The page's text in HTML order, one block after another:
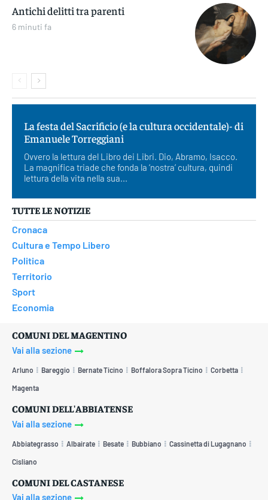
Antichi delitti tra parenti
6 minuti fa
La festa del Sacrificio (e la cultura occidentale)- di
Emanuele Torreggiani
Ovvero la lettura del Libro dei Libri. Dio, Abramo, Isacco.
La magnifica triade che fonda la ‘nostra’ cultura, quindi
lettura della vita nella sua...
TUTTE LE NOTIZIE
Cronaca
Cultura e Tempo Libero
Politica
Territorio
Sport
Economia
COMUNI DEL MAGENTINO
Vai alla sezione
Arluno Bareggio Bernate Ticino Boffalora Sopra Ticino Corbetta
Magenta
COMUNI DELL'ABBIATENSE
Vai alla sezione
Abbiategrasso Albairate Besate Bubbiano Cassinetta di Lugagnano
Cisliano
COMUNI DEL CASTANESE
Vai alla sezione